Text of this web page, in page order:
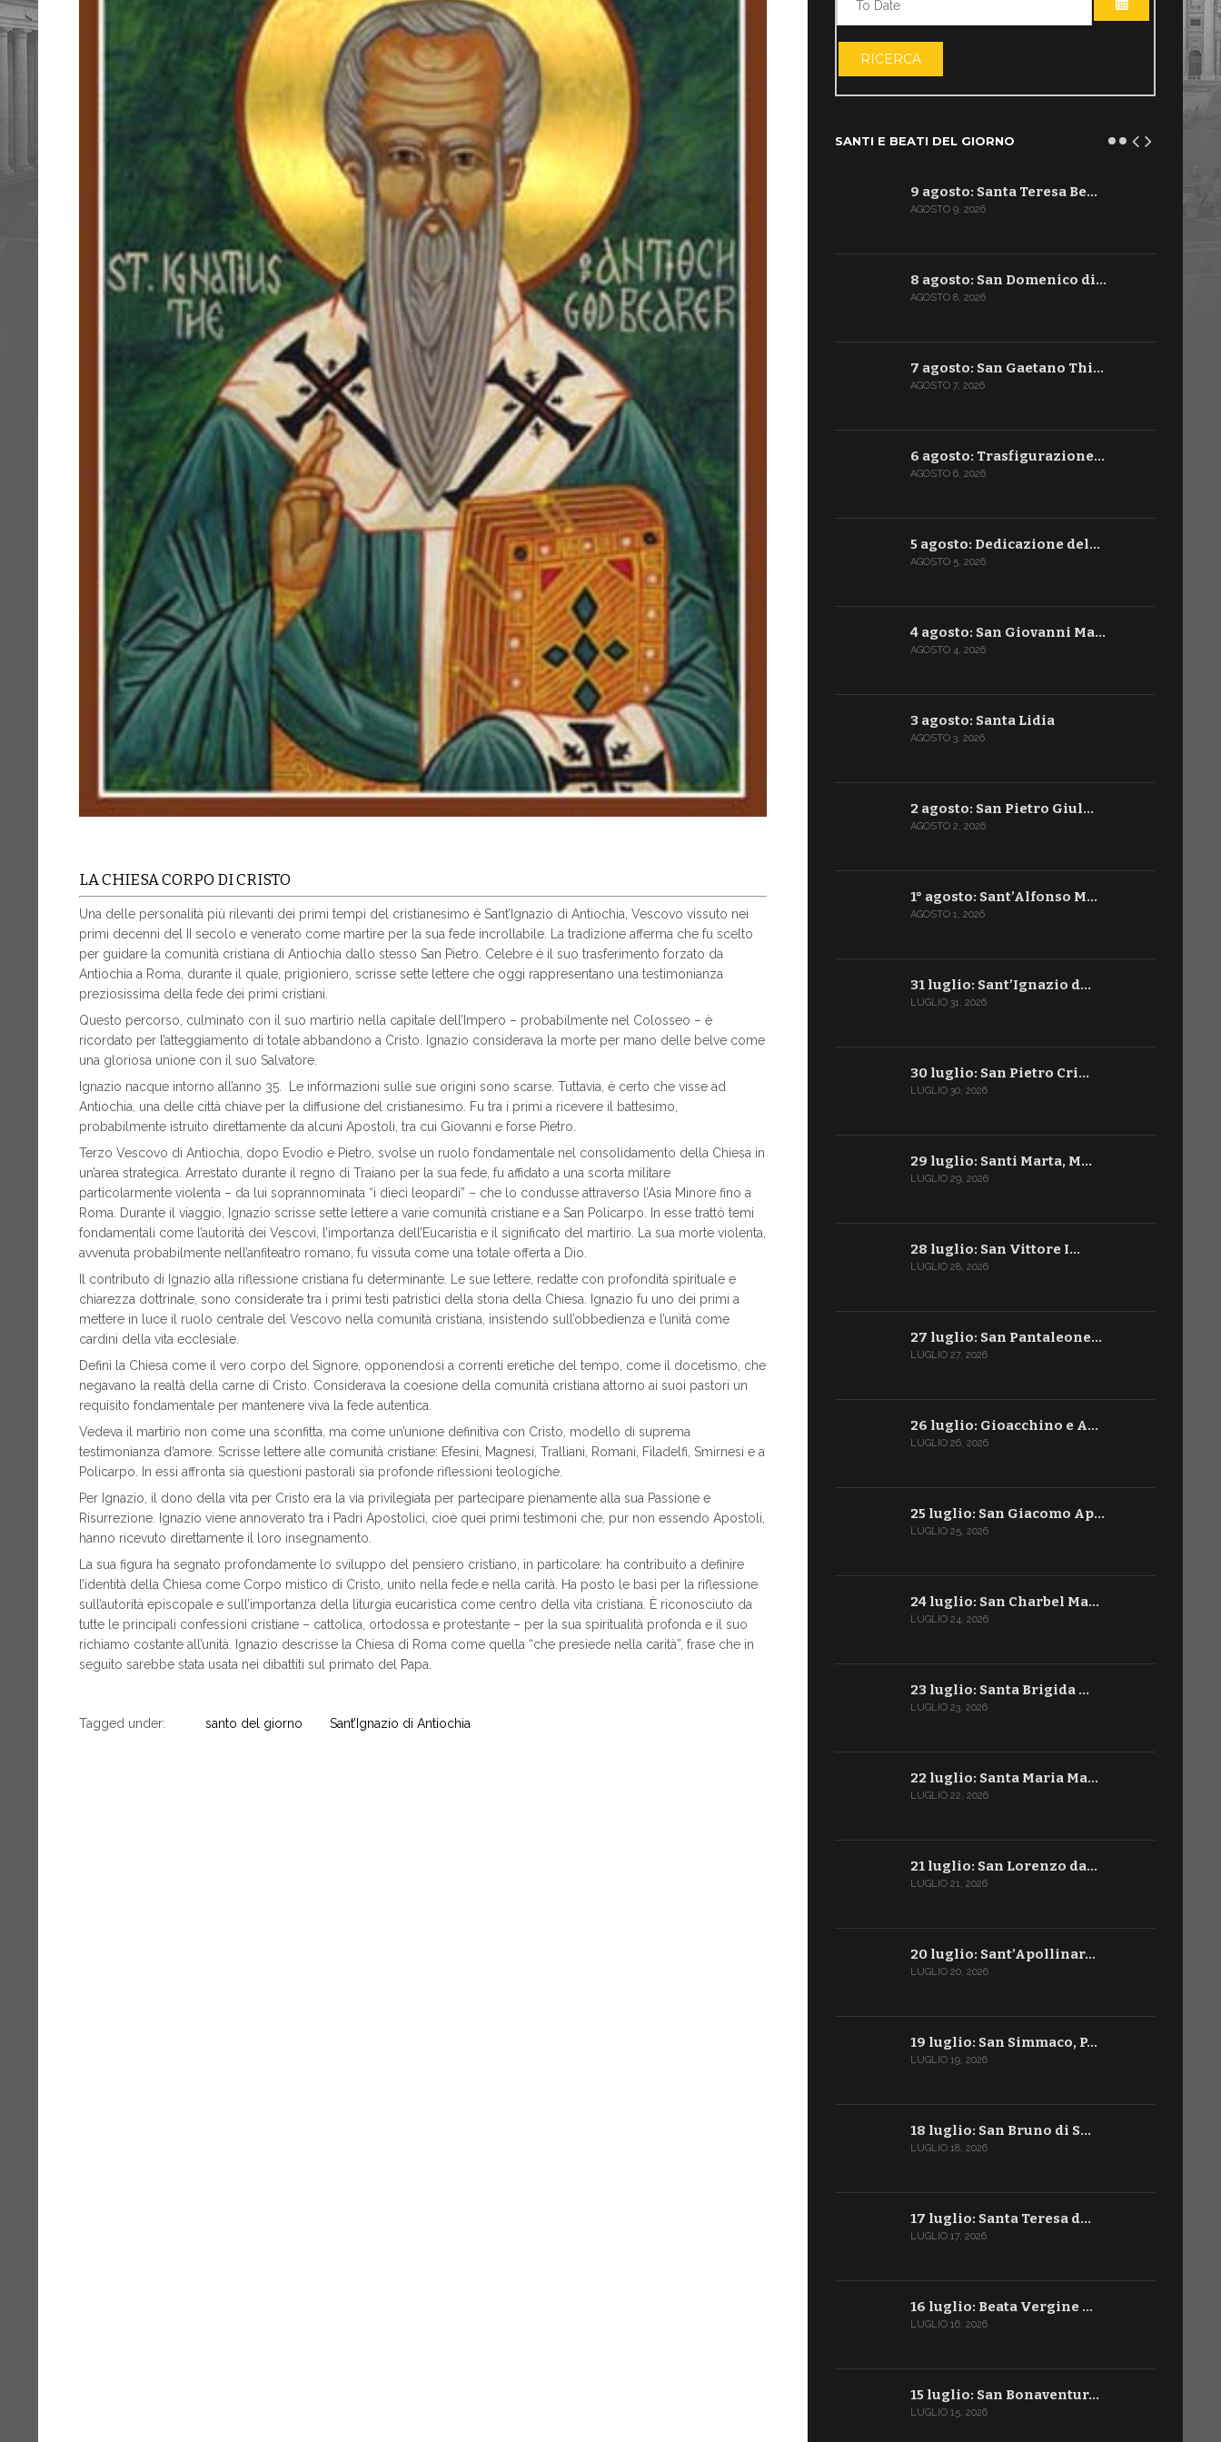
LA CHIESA CORPO DI CRISTO
Una delle personalità più rilevanti dei primi tempi del cristianesimo è Sant’Ignazio di Antiochia, Vescovo vissuto nei
primi decenni del II secolo e venerato come martire per la sua fede incrollabile. La tradizione afferma che fu scelto
per guidare la comunità cristiana di Antiochia dallo stesso San Pietro. Celebre è il suo trasferimento forzato da
Antiochia a Roma, durante il quale, prigioniero, scrisse sette lettere che oggi rappresentano una testimonianza
preziosissima della fede dei primi cristiani.
Questo percorso, culminato con il suo martirio nella capitale dell’Impero – probabilmente nel Colosseo – è
ricordato per l’atteggiamento di totale abbandono a Cristo. Ignazio considerava la morte per mano delle belve come
una gloriosa unione con il suo Salvatore.
Ignazio nacque intorno all’anno 35. Le informazioni sulle sue origini sono scarse. Tuttavia, è certo che visse ad
Antiochia, una delle città chiave per la diffusione del cristianesimo. Fu tra i primi a ricevere il battesimo,
probabilmente istruito direttamente da alcuni Apostoli, tra cui Giovanni e forse Pietro.
Terzo Vescovo di Antiochia, dopo Evodio e Pietro, svolse un ruolo fondamentale nel consolidamento della Chiesa in
un’area strategica. Arrestato durante il regno di Traiano per la sua fede, fu affidato a una scorta militare
particolarmente violenta – da lui soprannominata “i dieci leopardi” – che lo condusse attraverso l’Asia Minore fino a
Roma. Durante il viaggio, Ignazio scrisse sette lettere a varie comunità cristiane e a San Policarpo. In esse trattò temi
fondamentali come l’autorità dei Vescovi, l’importanza dell’Eucaristia e il significato del martirio. La sua morte violenta,
avvenuta probabilmente nell’anfiteatro romano, fu vissuta come una totale offerta a Dio.
Il contributo di Ignazio alla riflessione cristiana fu determinante. Le sue lettere, redatte con profondità spirituale e
chiarezza dottrinale, sono considerate tra i primi testi patristici della storia della Chiesa. Ignazio fu uno dei primi a
mettere in luce il ruolo centrale del Vescovo nella comunità cristiana, insistendo sull’obbedienza e l’unità come
cardini della vita ecclesiale.
Definì la Chiesa come il vero corpo del Signore, opponendosi a correnti eretiche del tempo, come il docetismo, che
negavano la realtà della carne di Cristo. Considerava la coesione della comunità cristiana attorno ai suoi pastori un
requisito fondamentale per mantenere viva la fede autentica.
Vedeva il martirio non come una sconfitta, ma come un’unione definitiva con Cristo, modello di suprema
testimonianza d’amore. Scrisse lettere alle comunità cristiane: Efesini, Magnesi, Tralliani, Romani, Filadelfi, Smirnesi e a
Policarpo. In essi affronta sia questioni pastorali sia profonde riflessioni teologiche.
Per Ignazio, il dono della vita per Cristo era la via privilegiata per partecipare pienamente alla sua Passione e
Risurrezione. Ignazio viene annoverato tra i Padri Apostolici, cioè quei primi testimoni che, pur non essendo Apostoli,
hanno ricevuto direttamente il loro insegnamento.
La sua figura ha segnato profondamente lo sviluppo del pensiero cristiano, in particolare: ha contribuito a definire
l’identità della Chiesa come Corpo mistico di Cristo, unito nella fede e nella carità. Ha posto le basi per la riflessione
sull’autorità episcopale e sull’importanza della liturgia eucaristica come centro della vita cristiana. È riconosciuto da
tutte le principali confessioni cristiane – cattolica, ortodossa e protestante – per la sua spiritualità profonda e il suo
richiamo costante all’unità. Ignazio descrisse la Chiesa di Roma come quella “che presiede nella carità”, frase che in
seguito sarebbe stata usata nei dibattiti sul primato del Papa.
Tagged under: santo del giorno Sant’Ignazio di Antiochia
APRI IL
RICERCA
SANTI E BEATI DEL GIORNO
9 agosto: Santa Teresa Be…
AGOSTO 9, 2026
8 agosto: San Domenico di…
AGOSTO 8, 2026
7 agosto: San Gaetano Thi…
AGOSTO 7, 2026
6 agosto: Trasfigurazione…
AGOSTO 6, 2026
5 agosto: Dedicazione del…
AGOSTO 5, 2026
4 agosto: San Giovanni Ma…
AGOSTO 4, 2026
3 agosto: Santa Lidia
AGOSTO 3, 2026
2 agosto: San Pietro Giul…
AGOSTO 2, 2026
1° agosto: Sant’Alfonso M…
AGOSTO 1, 2026
31 luglio: Sant’Ignazio d…
LUGLIO 31, 2026
30 luglio: San Pietro Cri…
LUGLIO 30, 2026
29 luglio: Santi Marta, M…
LUGLIO 29, 2026
28 luglio: San Vittore I…
LUGLIO 28, 2026
27 luglio: San Pantaleone…
LUGLIO 27, 2026
26 luglio: Gioacchino e A…
LUGLIO 26, 2026
25 luglio: San Giacomo Ap…
LUGLIO 25, 2026
24 luglio: San Charbel Ma…
LUGLIO 24, 2026
23 luglio: Santa Brigida …
LUGLIO 23, 2026
22 luglio: Santa Maria Ma…
LUGLIO 22, 2026
21 luglio: San Lorenzo da…
LUGLIO 21, 2026
20 luglio: Sant’Apollinar…
LUGLIO 20, 2026
19 luglio: San Simmaco, P…
LUGLIO 19, 2026
18 luglio: San Bruno di S…
LUGLIO 18, 2026
17 luglio: Santa Teresa d…
LUGLIO 17, 2026
16 luglio: Beata Vergine …
LUGLIO 16, 2026
15 luglio: San Bonaventur…
LUGLIO 15, 2026